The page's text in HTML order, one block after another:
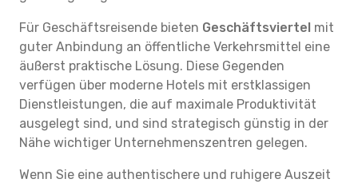
Für Geschäftsreisende bieten Geschäftsviertel mit
guter Anbindung an öffentliche Verkehrsmittel eine
äußerst praktische Lösung. Diese Gegenden
verfügen über moderne Hotels mit erstklassigen
Dienstleistungen, die auf maximale Produktivität
ausgelegt sind, und sind strategisch günstig in der
Nähe wichtiger Unternehmenszentren gelegen.
Wenn Sie eine authentischere und ruhigere Auszeit